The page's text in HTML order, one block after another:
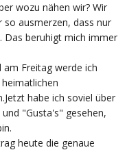
wozu nähen wir? Wir
so ausmerzen, dass nur
Das beruhigt mich immer
am Freitag werde ich
habe ich soviel über
"Gusta's" gesehen,
heute die genaue